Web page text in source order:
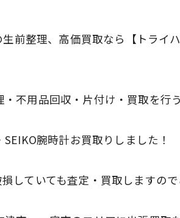
前整理、高価買取なら【トライハ
不用品回収・片付け・買取を行
腕時計お買取りしました！
していても査定・買取しますので